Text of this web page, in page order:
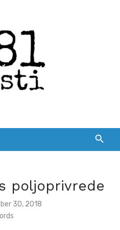
poljoprivrede
30, 2018